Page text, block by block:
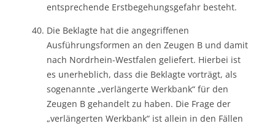
entsprechende Erstbegehungsgefahr besteht.
Die Beklagte hat die angegriffenen
Ausführungsformen an den Zeugen B und damit
nach Nordrhein-Westfalen geliefert. Hierbei ist
es unerheblich, dass die Beklagte vorträgt, als
sogenannte „verlängerte Werkbank“ für den
Zeugen B gehandelt zu haben. Die Frage der
„verlängerten Werkbank“ ist allein in den Fällen